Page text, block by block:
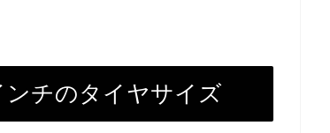
ンチのタイヤサイズ